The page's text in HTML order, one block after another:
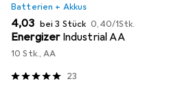
Batterien + Akkus
EUR
4,03 bei 3 Stück EUR
0,40/1Stk.
Energizer Industrial AA
10 Stk., AA
23